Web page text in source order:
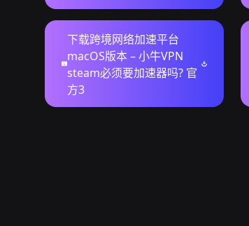
下载跨境网络加速平台
macOS版本 – 小牛VPN
steam必须要加速器吗? 官
方3